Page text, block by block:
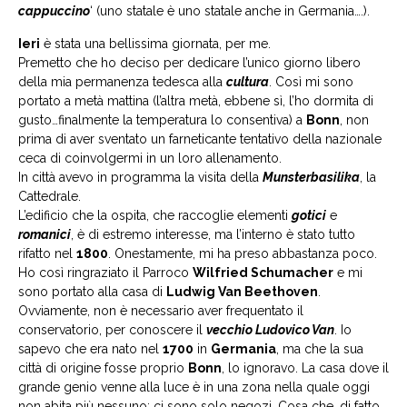
cappuccino‘ (uno statale è uno statale anche in Germania….).
Ieri è stata una bellissima giornata, per me.
Premetto che ho deciso per dedicare l’unico giorno libero
della mia permanenza tedesca alla cultura . Così mi sono
portato a metà mattina (l’altra metà, ebbene sì, l’ho dormita di
gusto…finalmente la temperatura lo consentiva) a Bonn , non
prima di aver sventato un farneticante tentativo della nazionale
ceca di coinvolgermi in un loro allenamento.
In città avevo in programma la visita della Munsterbasilika , la
Cattedrale.
L’edificio che la ospita, che raccoglie elementi gotici e
romanici , è di estremo interesse, ma l’interno è stato tutto
rifatto nel 1800 . Onestamente, mi ha preso abbastanza poco.
Ho così ringraziato il Parroco Wilfried Schumacher e mi
sono portato alla casa di Ludwig Van Beethoven
Ovviamente, non è necessario aver frequentato il
conservatorio, per conoscere il vecchio Ludovico Van . Io
sapevo che era nato nel 1700 in Germania , ma che la sua
città di origine fosse proprio Bonn , lo ignoravo. La casa dove il
grande genio venne alla luce è in una zona nella quale oggi